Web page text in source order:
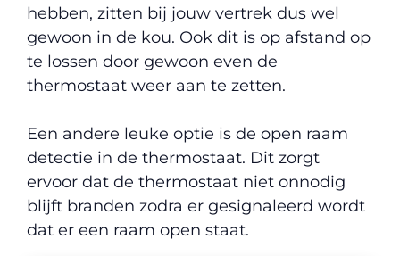
hebben, zitten bij jouw vertrek dus wel
gewoon in de kou. Ook dit is op afstand op
te lossen door gewoon even de
thermostaat weer aan te zetten.
Een andere leuke optie is de open raam
detectie in de thermostaat. Dit zorgt
ervoor dat de thermostaat niet onnodig
blijft branden zodra er gesignaleerd wordt
dat er een raam open staat.